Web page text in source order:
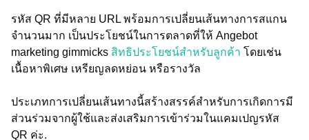
รหัส QR ที่มีหลาย URL พร้อมการเปลี่ยนเส้นทางการสแกน
จำนวนมาก เป็นประโยชน์ในการตลาดที่ให้ Angebot
marketing gimmicks สิทธิประโยชน์สำหรับลูกค้า โดยเช่น
เนื้อหาพิเศษ เหรียญลดหย่อน หรือรางวัล
ประเภทการเปลี่ยนเส้นทางนี้สร้างสรรค์สำหรับการเกิดการมี
ส่วนร่วมจากผู้ใช้และส่งเสริมการเข้าร่วมในแคมเปญรหัส
QR ค่ะ.